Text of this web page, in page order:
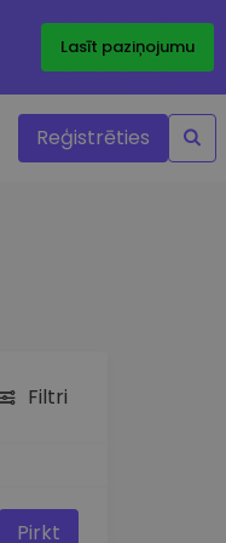
Lasīt paziņojumu
Reģistrēties
Filtri
Pirkt